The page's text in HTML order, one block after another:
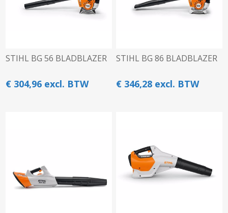
STIHL BG 56 BLADBLAZER
€ 304,96 excl. BTW
STIHL BG 86 BLADBLAZER
€ 346,28 excl. BTW